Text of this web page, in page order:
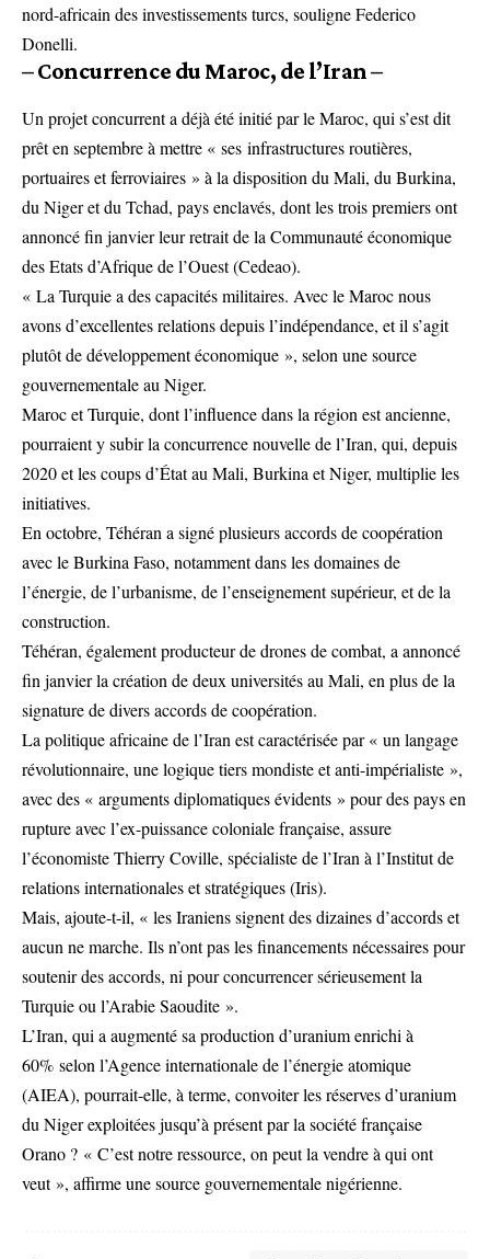
nord-africain des investissements turcs, souligne Federico
Donelli.
– Concurrence du Maroc, de l’Iran –
Un projet concurrent a déjà été initié par le Maroc, qui s’est dit
prêt en septembre à mettre « ses infrastructures routières,
portuaires et ferroviaires » à la disposition du Mali, du Burkina,
du Niger et du Tchad, pays enclavés, dont les trois premiers ont
annoncé fin janvier leur retrait de la Communauté économique
des Etats d’Afrique de l’Ouest (Cedeao).
« La Turquie a des capacités militaires. Avec le Maroc nous
avons d’excellentes relations depuis l’indépendance, et il s’agit
plutôt de développement économique », selon une source
gouvernementale au Niger.
Maroc et Turquie, dont l’influence dans la région est ancienne,
pourraient y subir la concurrence nouvelle de l’Iran, qui, depuis
2020 et les coups d’État au Mali, Burkina et Niger, multiplie les
initiatives.
En octobre, Téhéran a signé plusieurs accords de coopération
avec le Burkina Faso, notamment dans les domaines de
l’énergie, de l’urbanisme, de l’enseignement supérieur, et de la
construction.
Téhéran, également producteur de drones de combat, a annoncé
fin janvier la création de deux universités au Mali, en plus de la
signature de divers accords de coopération.
La politique africaine de l’Iran est caractérisée par « un langage
révolutionnaire, une logique tiers mondiste et anti-impérialiste »,
avec des « arguments diplomatiques évidents » pour des pays en
rupture avec l’ex-puissance coloniale française, assure
l’économiste Thierry Coville, spécialiste de l’Iran à l’Institut de
relations internationales et stratégiques (Iris).
Mais, ajoute-t-il, « les Iraniens signent des dizaines d’accords et
aucun ne marche. Ils n’ont pas les financements nécessaires pour
soutenir des accords, ni pour concurrencer sérieusement la
Turquie ou l’Arabie Saoudite ».
L’Iran, qui a augmenté sa production d’uranium enrichi à
60% selon l’Agence internationale de l’énergie atomique
(AIEA), pourrait-elle, à terme, convoiter les réserves d’uranium
du Niger exploitées jusqu’à présent par la société française
Orano ? « C’est notre ressource, on peut la vendre à qui ont
veut », affirme une source gouvernementale nigérienne.